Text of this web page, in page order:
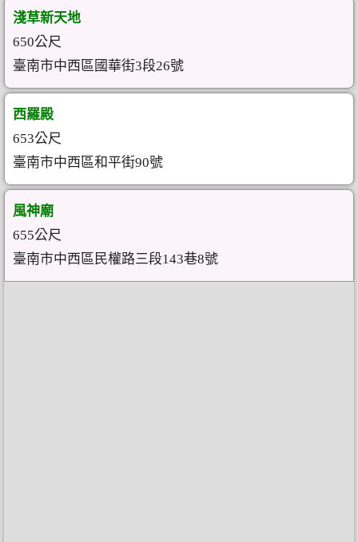
淺草新天地
650公尺
臺南市中西區國華街3段26號
西羅殿
653公尺
臺南市中西區和平街90號
風神廟
655公尺
臺南市中西區民權路三段143巷8號